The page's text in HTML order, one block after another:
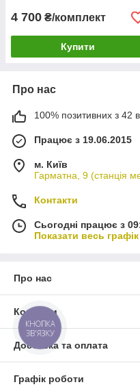
4 700 ₴/комплект
Купити
Про нас
100% позитивних з 42
Працює з 19.06.2015
м. Київ
Гарматна, 9 (станція
Контакти
Сьогодні працює з
Показати весь
Про нас
Контакти
Доставка та оплата
Графік роботи
КНОПКА
ЗВ'ЯЗКУ